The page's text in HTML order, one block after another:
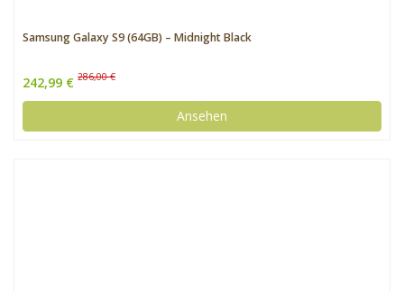
Samsung Galaxy S9 (64GB) – Midnight Black
242,99 € 286,00 €
Ansehen